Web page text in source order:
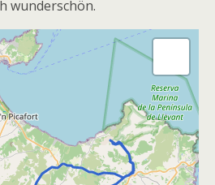
wunderschön.